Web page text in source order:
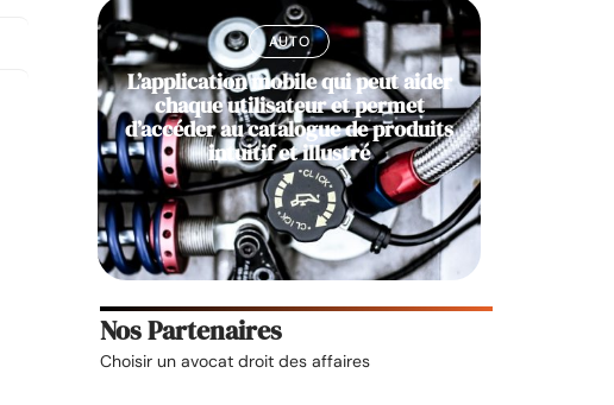
AUTO
L’application mobile qui peut aider
chaque utilisateur et permet
d’accéder au catalogue de produits
intuitif et illustré
Nos Partenaires
Choisir un avocat droit des affaires